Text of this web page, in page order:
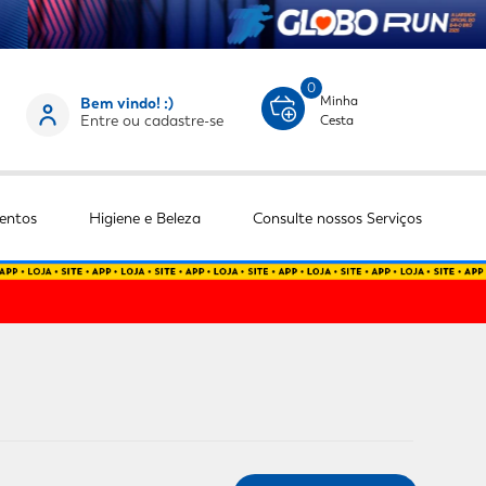
Bem vindo! :)
Entre ou cadastre-se
0
Minha
Cesta
Higiene e Beleza Consulte nossos Serviços